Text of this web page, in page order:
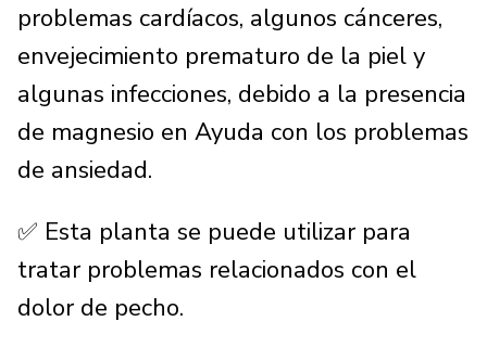
problemas cardíacos, algunos cánceres,
envejecimiento prematuro de la piel y
algunas infecciones, debido a la presencia
de magnesio en Ayuda con los problemas
de ansiedad.
✅ Esta planta se puede utilizar para
tratar problemas relacionados con el
dolor de pecho.